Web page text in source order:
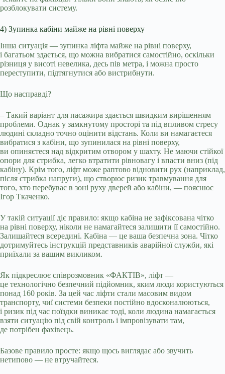
розблокувати систему.
4) Зупинка кабіни майже на рівні поверху
Інша ситуація — зупинка ліфта майже на рівні поверху,
і багатьом здається, що можна вибратися самостійно, оскільки
різниця у висоті невелика, десь пів метра, і можна просто
переступити, підтягнутися або вистрибнути.
Що насправді?
– Такий варіант для пасажира здається швидким вирішенням
проблеми. Однак у замкнутому просторі та під впливом стресу
людині складно точно оцінити відстань. Коли ви намагаєтеся
вибратися з кабіни, що зупинилася на рівні поверху,
ви опиняєтеся над відкритим отвором у шахту. Не маючи стійкої
опори для стрибка, легко втратити рівновагу і впасти вниз (під
кабіну). Крім того, ліфт може раптово відновити рух (наприклад,
після стрибка напруги), що створює ризик травмування для
того, хто перебуває в зоні руху дверей або кабіни, — пояснює
Ігор Ткаченко.
У такій ситуації діє правило: якщо кабіна не зафіксована чітко
на рівні поверху, ніколи не намагайтеся залишити її самостійно.
Залишайтеся всередині. Кабіна — це ваша безпечна зона. Чітко
дотримуйтесь інструкцій представників аварійної служби, які
приїхали за вашим викликом.
Як підкреслює співрозмовник «ФАКТІВ», ліфт —
це технологічно безпечний підйомник, яким люди користуються
понад 160 років. За цей час ліфти стали масовим видом
транспорту, чиї системи безпеки постійно вдосконалюються,
і ризик під час поїздки виникає тоді, коли людина намагається
взяти ситуацію під свій контроль і імпровізувати там,
де потрібен фахівець.
Базове правило просте: якщо щось виглядає або звучить
нетипово — не втручайтеся.